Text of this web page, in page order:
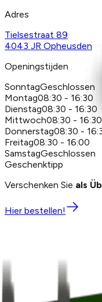
Adres
Tielsestraat 89
4043 JR Opheusden
Openingstijden
SonntagGeschlossen
Montag08:30 - 16:30
Dienstag08:30 - 16:30
Mittwoch08:30 - 16:30
Donnerstag08:30 -
Freitag08:30 - 16:00
SamstagGeschlossen
Geschenktipp
Verschenken Sie als
Hier bestellen!